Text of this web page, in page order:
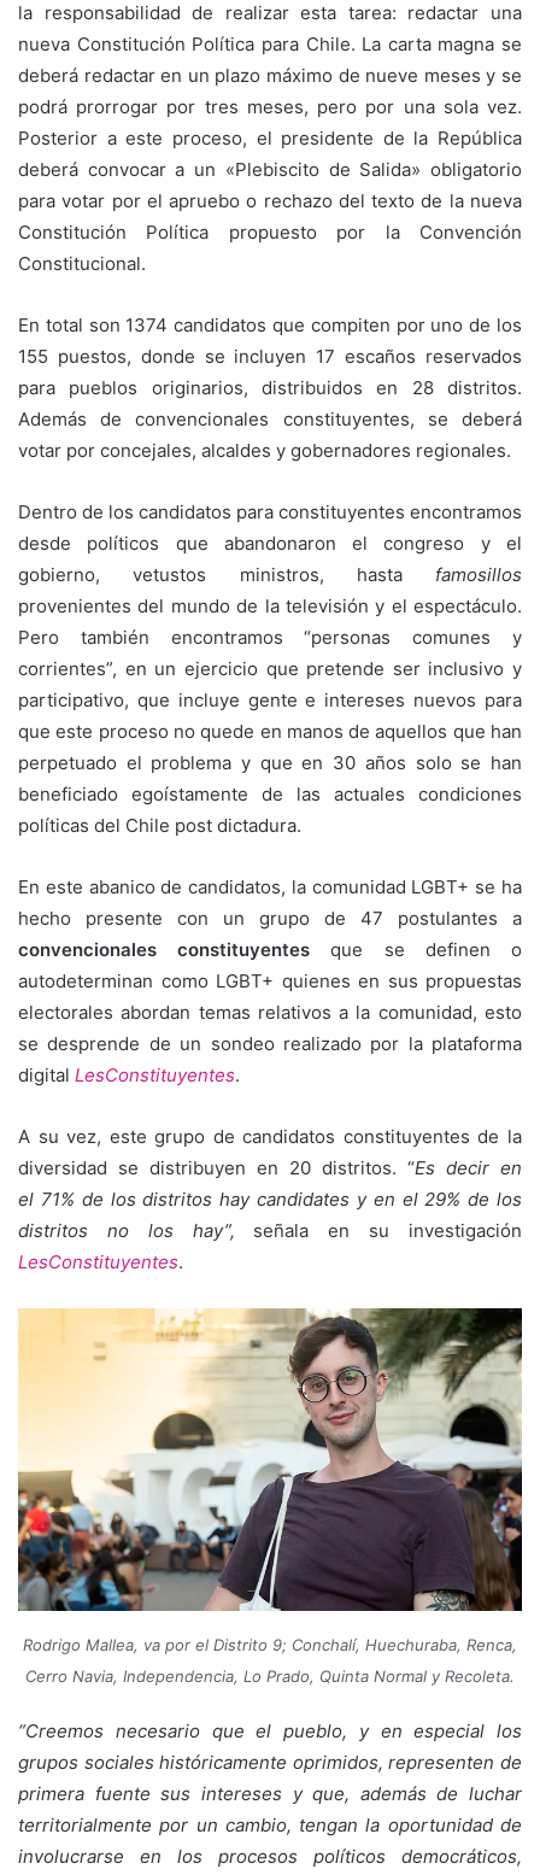
la responsabilidad de realizar esta tarea: redactar una
nueva Constitución Política para Chile. La carta magna se
deberá redactar en un plazo máximo de nueve meses y se
podrá prorrogar por tres meses, pero por una sola vez.
Posterior a este proceso, el presidente de la República
deberá convocar a un «Plebiscito de Salida» obligatorio
para votar por el apruebo o rechazo del texto de la nueva
Constitución Política propuesto por la Convención
Constitucional.
En total son 1374 candidatos que compiten por uno de los
155 puestos, donde se incluyen 17 escaños reservados
para pueblos originarios, distribuidos en 28 distritos.
Además de convencionales constituyentes, se deberá
votar por concejales, alcaldes y gobernadores regionales.
Dentro de los candidatos para constituyentes encontramos
desde políticos que abandonaron el congreso y el
gobierno, vetustos ministros, hasta famosillos
provenientes del mundo de la televisión y el espectáculo.
Pero también encontramos “personas comunes y
corrientes”, en un ejercicio que pretende ser inclusivo y
participativo, que incluye gente e intereses nuevos para
que este proceso no quede en manos de aquellos que han
perpetuado el problema y que en 30 años solo se han
beneficiado egoístamente de las actuales condiciones
políticas del Chile post dictadura.
En este abanico de candidatos, la comunidad LGBT+ se ha
hecho presente con un grupo de 47 postulantes a
convencionales constituyentes que se definen o
autodeterminan como LGBT+ quienes en sus propuestas
electorales abordan temas relativos a la comunidad, esto
se desprende de un sondeo realizado por la plataforma
digital LesConstituyentes.
A su vez, este grupo de candidatos constituyentes de la
diversidad se distribuyen en 20 distritos. “Es decir en
el 71% de los distritos hay candidates y en el 29% de los
distritos no los hay”, señala en su investigación
LesConstituyentes.
Rodrigo Mallea, va por el Distrito 9; Conchalí, Huechuraba, Renca,
Cerro Navia, Independencia, Lo Prado, Quinta Normal y Recoleta.
“Creemos necesario que el pueblo, y en especial los
grupos sociales históricamente oprimidos, representen de
primera fuente sus intereses y que, además de luchar
territorialmente por un cambio, tengan la oportunidad de
involucrarse en los procesos políticos democráticos,